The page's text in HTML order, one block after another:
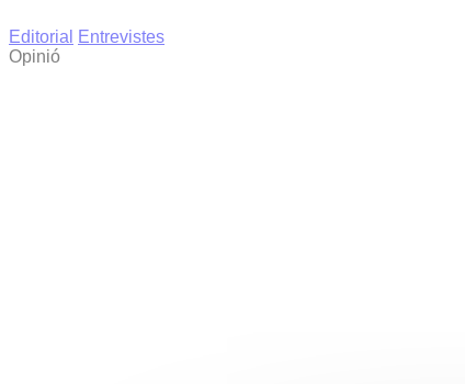
Editorial
Entrevistes
Opinió